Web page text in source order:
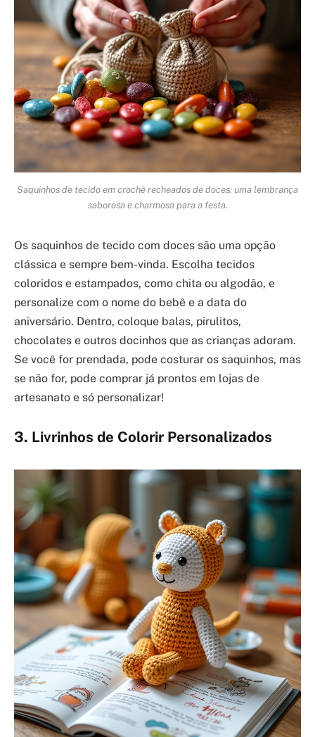
Saquinhos de tecido em crochê recheados de doces: uma lembrança
saborosa e charmosa para a festa.
Os saquinhos de tecido com doces são uma opção
clássica e sempre bem-vinda. Escolha tecidos
coloridos e estampados, como chita ou algodão, e
personalize com o nome do bebê e a data do
aniversário. Dentro, coloque balas, pirulitos,
chocolates e outros docinhos que as crianças adoram.
Se você for prendada, pode costurar os saquinhos, mas
se não for, pode comprar já prontos em lojas de
artesanato e só personalizar!
3. Livrinhos de Colorir Personalizados